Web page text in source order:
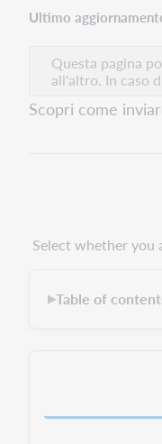
Ultimo
Questa pagina
all'altro. In caso
Scopri come
Select whether you
▶Table of